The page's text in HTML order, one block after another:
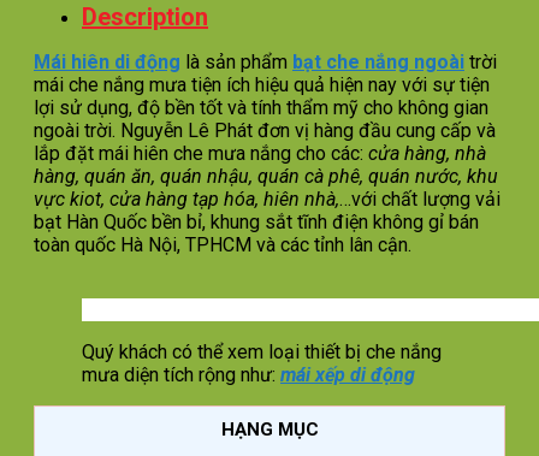
Description
Mái hiên di động là sản phẩm bạt che nắng ngoài trời
mái che nắng mưa tiện ích hiệu quả hiện nay với sự tiện
lợi sử dụng, độ bền tốt và tính thẩm mỹ cho không gian
ngoài trời. Nguyễn Lê Phát đơn vị hàng đầu cung cấp và
lắp đặt mái hiên che mưa nắng cho các: cửa hàng, nhà
hàng, quán ăn, quán nhậu, quán cà phê, quán nước, khu
vực kiot, cửa hàng tạp hóa, hiên nhà,…với chất lượng vải
bạt Hàn Quốc bền bỉ, khung sắt tĩnh điện không gỉ bán
toàn quốc Hà Nội, TPHCM và các tỉnh lân cận.
Quý khách có thể xem loại thiết bị che nắng
mưa diện tích rộng như: mái xếp di động
HẠNG MỤC